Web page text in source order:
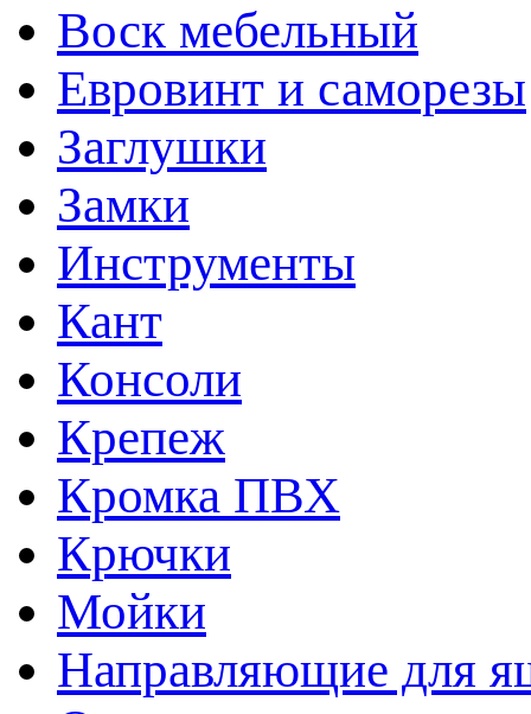
Воск мебельный
Евровинт и саморезы
Заглушки
Замки
Инструменты
Кант
Консоли
Крепеж
Кромка ПВХ
Крючки
Мойки
Направляющие для